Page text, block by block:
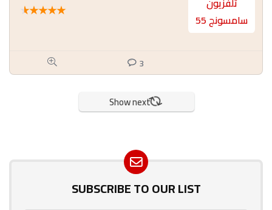
★
★
★
★
★
3
Show next
SUBSCRIBE TO OUR LIST